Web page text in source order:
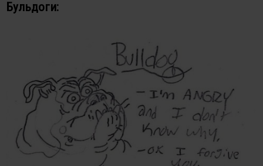
Бульдоги: